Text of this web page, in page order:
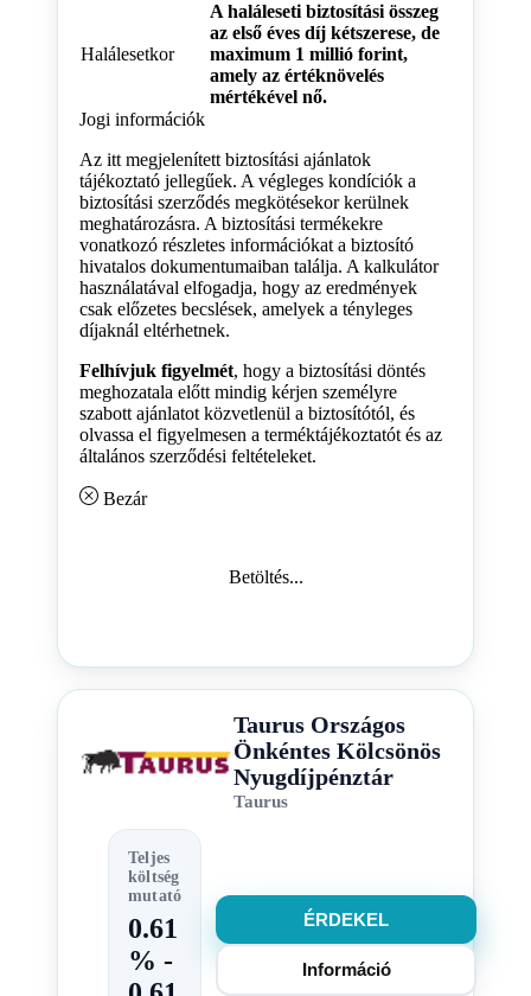
Halálesetkor
A haláleseti biztosítási összeg
az első éves díj kétszerese, de
maximum 1 millió forint,
amely az értéknövelés
mértékével nő.
Jogi információk
Az itt megjelenített biztosítási ajánlatok
tájékoztató jellegűek. A végleges kondíciók a
biztosítási szerződés megkötésekor kerülnek
meghatározásra. A biztosítási termékekre
vonatkozó részletes információkat a biztosító
hivatalos dokumentumaiban találja. A kalkulátor
használatával elfogadja, hogy az eredmények
csak előzetes becslések, amelyek a tényleges
díjaknál eltérhetnek.
Felhívjuk figyelmét, hogy a biztosítási döntés
meghozatala előtt mindig kérjen személyre
szabott ajánlatot közvetlenül a biztosítótól, és
olvassa el figyelmesen a terméktájékoztatót és az
általános szerződési feltételeket.
Bezár
Betöltés...
Taurus Országos
Önkéntes Kölcsönös
Nyugdíjpénztár
Taurus
Teljes
költség
mutató
0.61
% -
ÉRDEKEL
Információ